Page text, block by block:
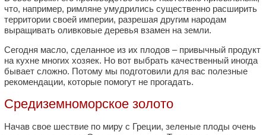
что, например, римляне умудрились существенно расширить
территории своей империи, разрешая другим народам
выращивать оливковые деревья взамен на земли.
Сегодня масло, сделанное из их плодов – привычный продукт
на кухне многих хозяек. Но вот выбрать качественный иногда
бывает сложно. Потому мы подготовили для вас полезные
рекомендации, которые помогут не прогадать.
Средиземноморское золото
Начав свое шествие по миру с Греции, зеленые плоды очень